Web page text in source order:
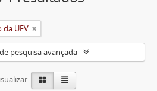
UFV
pesquisa avançada